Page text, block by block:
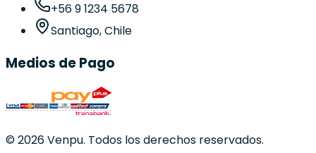
+56 9 1234 5678
Santiago, Chile
Medios de Pago
©2026Venpu. Todos los derechos reservados.